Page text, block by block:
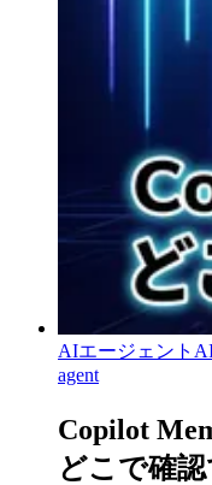
AIエージェント
agent
Copilot
どこで確